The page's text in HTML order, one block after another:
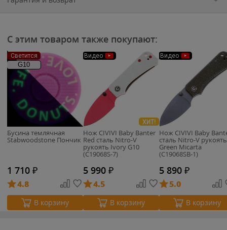
С этим товаром также покупают:
Светится
G10
Бусина темлячная
Stabwoodstone Пончик
1 710 ₽
4.8
В корзину
Видео
ХИТ!
Нож CIVIVI Baby Banter
Red сталь Nitro-V
рукоять Ivory G10
(C19068S-7)
5 990 ₽
4.5
В корзину
Видео
Нож CIVIVI Baby
сталь Nitro-V рукоять
Green Micarta
(C19068SB-1)
5 890 ₽
5.0
В корзину